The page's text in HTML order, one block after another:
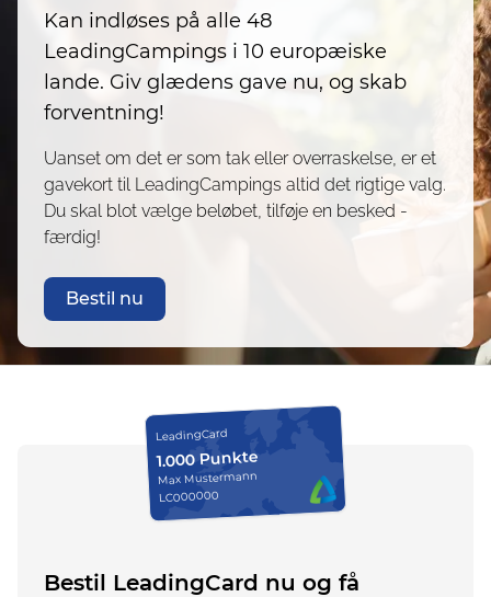
Kan indløses på alle 48
LeadingCampings i 10 europæiske
lande. Giv glædens gave nu, og skab
forventning!
Uanset om det er som tak eller overraskelse, er et
gavekort til LeadingCampings altid det rigtige valg.
Du skal blot vælge beløbet, tilføje en besked -
færdig!
Bestil nu
LeadingCard
1.000 Punkte
Max Mustermann
LC000000
Bestil LeadingCard nu og få